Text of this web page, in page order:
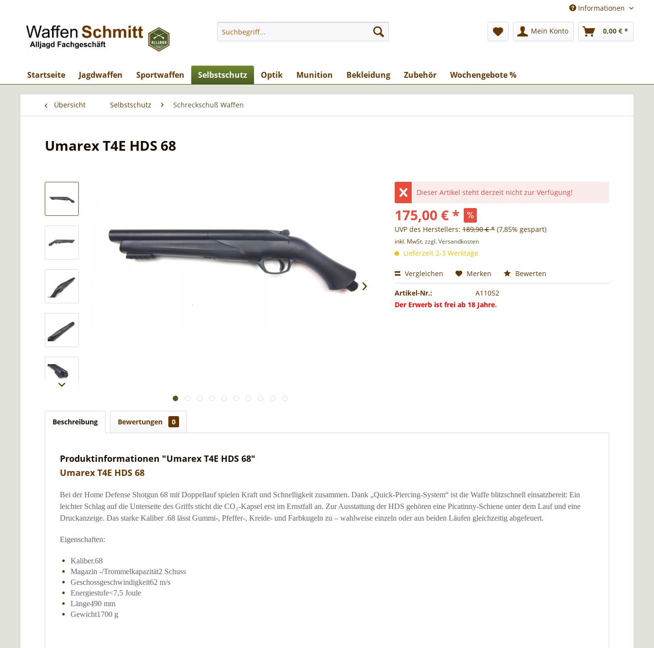
Informationen
Mein Konto 0,00 € *
Startseite Jagdwaffen Sportwaffen Selbstschutz Optik Munition Bekleidung Zubehör Wochengebote %
Übersicht Selbstschutz Schreckschuß Waffen
Umarex T4E HDS 68
Dieser Artikel steht derzeit nicht zur Verfügung!
175,00 € *
UVP des Herstellers:189,90 € * (7,85% gespart)
inkl. MwSt.zzgl. Versandkosten
Lieferzeit 2-3 Werktage
Vergleichen Merken Bewerten
Artikel-Nr.:
A11052
Der Erwerb ist frei ab 18 Jahre.
Beschreibung Bewertungen 0
Produktinformationen "Umarex T4E HDS 68"
Umarex T4E HDS 68
Bei der Home Defense Shotgun 68 mit Doppellauf spielen Kraft und Schnelligkeit zusammen. Dank „Quick-Piercing-System“ ist die Waffe blitzschnell einsatzbereit: Ein
leichter Schlag auf die Unterseite des Griffs sticht die CO₂-Kapsel erst im Ernstfall an. Zur Ausstattung der HDS gehören eine Picatinny-Schiene unter dem Lauf und eine
Druckanzeige. Das starke Kaliber .68 lässt Gummi-, Pfeffer-, Kreide- und Farbkugeln zu – wahlweise einzeln oder aus beiden Läufen gleichzeitig abgefeuert.
Eigenschaften:
Kaliber.68
Magazin -/Trommelkapazität2 Schuss
Geschossgeschwindigkeit62 m/s
Energiestufe<7,5 Joule
Länge490 mm
Gewicht1700 g